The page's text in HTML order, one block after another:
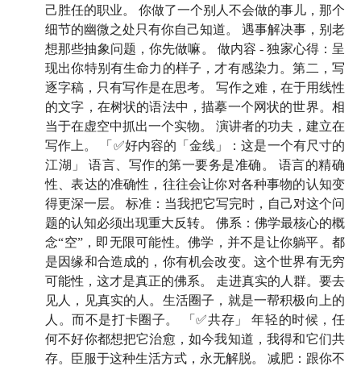
也许这不是关于「成功」的故事，而是关于一个人如何
与时间、身体、和命运相处。在这场永无休止的缠斗当
中，他找到了什么？ 我也好，你也好，或许都能从中
发现一点自己的影子。
🍻 本期嘉宾
罗振宇：得到 App 创始人，《文明之旅》主讲人。
🪡 时间轴
06:32一直工作，一直到生命的极限
09:03 「我感到生命在体内呼啸而过」
11:16 保持大脑活力的最好方式，就是不停跟它闹别扭
己胜任的职业。 你做了一个别人不会做的事儿，那个
细节的幽微之处只有你自己知道。 遇事解决事，别老
想那些抽象问题，你先做嘛。 做内容 - 独家心得：呈
现出你特别有生命力的样子，才有感染力。第二，写
逐字稿，只有写作是在思考。 写作之难，在于用线性
的文字，在树状的语法中，描摹一个网状的世界。相
当于在虚空中抓出一个实物。 演讲者的功夫，建立在
写作上。 「✅好内容的「金线」：这是一个有尺寸的
江湖」 语言、写作的第一要务是准确。 语言的精确
性、表达的准确性，往往会让你对各种事物的认知变
得更深一层。 标准：当我把它写完时，自己对这个问
题的认知必须出现重大反转。 佛系：佛学最核心的概
念“空”，即无限可能性。佛学，并不是让你躺平。都
是因缘和合造成的，你有机会改变。这个世界有无穷
可能性，这才是真正的佛系。 走进真实的人群。要去
见人，见真实的人。生活圈子，就是一帮积极向上的
人。而不是打卡圈子。 「✅共存」 年轻的时候，任
何不好你都想把它治愈，如今我知道，我得和它们共
存。臣服于这种生活方式，永无解脱。 减肥：跟你不